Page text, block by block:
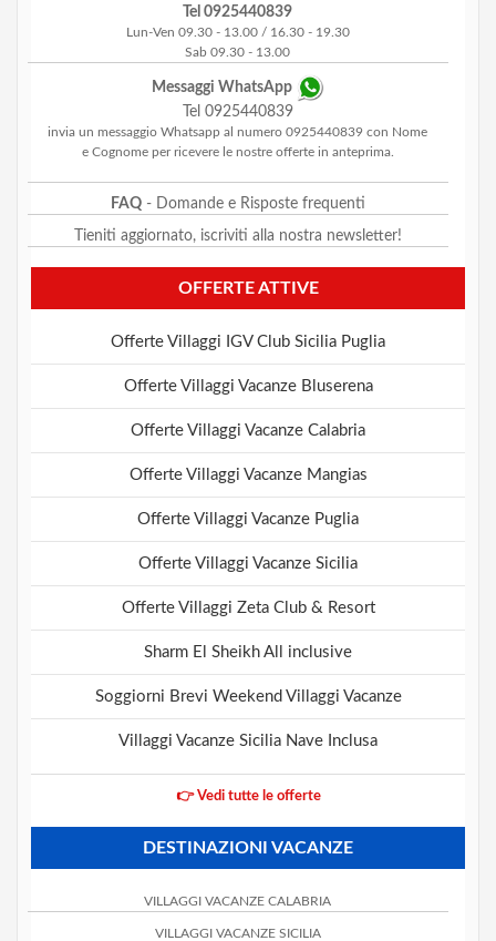
Tel 0925440839
Lun-Ven 09.30 - 13.00 / 16.30 - 19.30
Sab 09.30 - 13.00
Messaggi WhatsApp
Tel 0925440839
invia un messaggio Whatsapp al numero 0925440839 con Nome
e Cognome per ricevere le nostre offerte in anteprima.
FAQ- Domande e Risposte frequenti
Tieniti aggiornato, iscriviti alla nostra newsletter!
OFFERTE ATTIVE
Offerte Villaggi IGV Club Sicilia Puglia
Offerte Villaggi Vacanze Bluserena
Offerte Villaggi Vacanze Calabria
Offerte Villaggi Vacanze Mangias
Offerte Villaggi Vacanze Puglia
Offerte Villaggi Vacanze Sicilia
Offerte Villaggi Zeta Club & Resort
Sharm El Sheikh All inclusive
Soggiorni Brevi Weekend Villaggi Vacanze
Villaggi Vacanze Sicilia Nave Inclusa
👉 Vedi tutte le offerte
DESTINAZIONI VACANZE
VILLAGGI VACANZE CALABRIA
VILLAGGI VACANZE SICILIA